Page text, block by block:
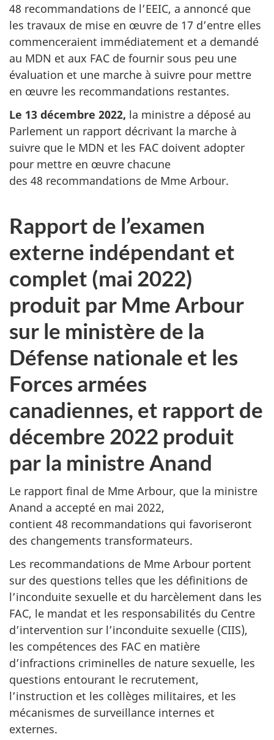
48 recommandations de l’EEIC, a annoncé que
les travaux de mise en œuvre de 17 d’entre elles
commenceraient immédiatement et a demandé
au MDN et aux FAC de fournir sous peu une
évaluation et une marche à suivre pour mettre
en œuvre les recommandations restantes.
Le 13 décembre 2022, la ministre a déposé au
Parlement un rapport décrivant la marche à
suivre que le MDN et les FAC doivent adopter
pour mettre en œuvre chacune
des 48 recommandations de Mme Arbour.
Rapport de l’examen
externe indépendant et
complet (mai 2022)
produit par Mme Arbour
sur le ministère de la
Défense nationale et les
Forces armées
canadiennes, et rapport de
décembre 2022 produit
par la ministre Anand
Le rapport final de Mme Arbour, que la ministre
Anand a accepté en mai 2022,
contient 48 recommandations qui favoriseront
des changements transformateurs.
Les recommandations de Mme Arbour portent
sur des questions telles que les définitions de
l’inconduite sexuelle et du harcèlement dans les
FAC, le mandat et les responsabilités du Centre
d’intervention sur l’inconduite sexuelle (CIIS),
les compétences des FAC en matière
d’infractions criminelles de nature sexuelle, les
questions entourant le recrutement,
l’instruction et les collèges militaires, et les
mécanismes de surveillance internes et
externes.